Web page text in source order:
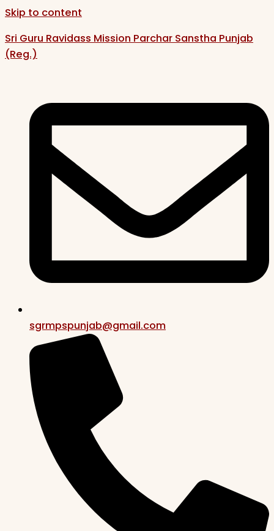
Skip to content
Sri Guru Ravidass Mission Parchar Sanstha Punjab
(Reg.)
sgrmpspunjab@gmail.com